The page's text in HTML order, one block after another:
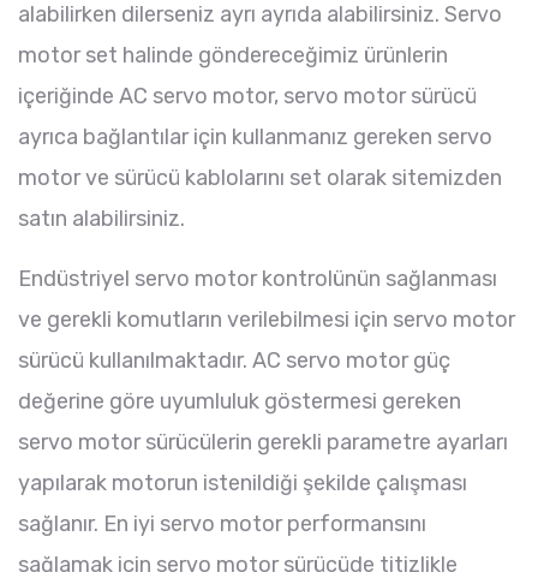
alabilirken dilerseniz ayrı ayrıda alabilirsiniz. Servo
motor set halinde göndereceğimiz ürünlerin
içeriğinde AC servo motor, servo motor sürücü
ayrıca bağlantılar için kullanmanız gereken servo
motor ve sürücü kablolarını set olarak sitemizden
satın alabilirsiniz.
Endüstriyel servo motor kontrolünün sağlanması
ve gerekli komutların verilebilmesi için servo motor
sürücü kullanılmaktadır. AC servo motor güç
değerine göre uyumluluk göstermesi gereken
servo motor sürücülerin gerekli parametre ayarları
yapılarak motorun istenildiği şekilde çalışması
sağlanır. En iyi servo motor performansını
sağlamak için servo motor sürücüde titizlikle